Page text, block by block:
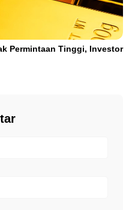
Permintaan Tinggi, Investor